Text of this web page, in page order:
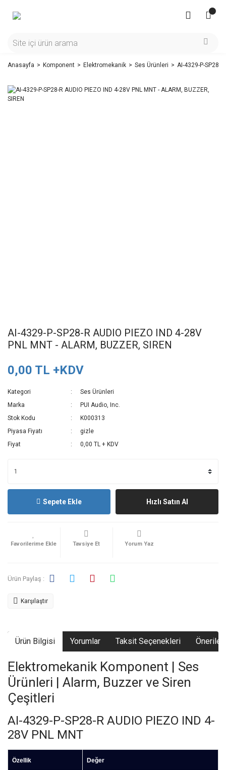
Anasayfa Komponent Elektromekanik Ses Ürünleri AI-4329-P-SP28-
AI-4329-P-SP28-R AUDIO PIEZO IND 4-28V
PNL MNT - ALARM, BUZZER, SIREN
0,00 TL +KDV
Kategori
Ses Ürünleri
Marka
PUI Audio, Inc.
Stok Kodu
K000313
Piyasa Fiyatı
gizle
Fiyat
0,00 TL + KDV
Sepete Ekle Hızlı Satın Al
Tavsiye Et Yorum Yaz
Ürün Paylaş :
Karşılaştır
Ürün Bilgisi Yorumlar Taksit Seçenekleri
Elektromekanik Komponent | Ses
Ürünleri | Alarm, Buzzer ve Siren
Çeşitleri
AI-4329-P-SP28-R AUDIO PIEZO IND 4-
28V PNL MNT
Özellik Değer